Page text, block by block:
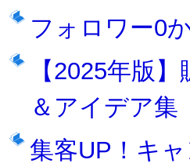
フォロワー0
【2025年版
＆アイデア集
集客UP！キ